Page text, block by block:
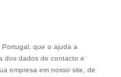
Portugal, que o ajuda a
dos dados de contacto e
empresa em nosso site, de